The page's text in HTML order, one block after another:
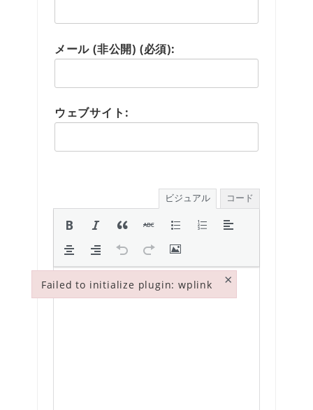
メール (非公開) (必須):
ウェブサイト:
ビジュアル コード
Failed to initialize plugin: wplink ×
Failed to initialize plugin: wplink